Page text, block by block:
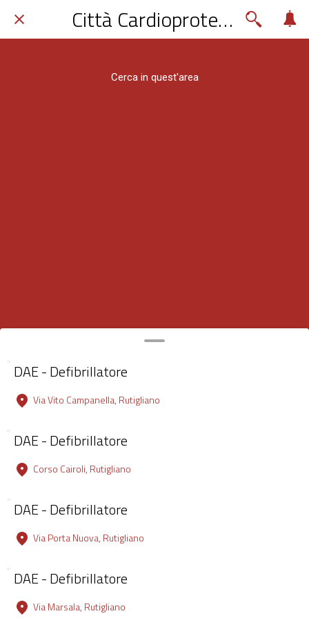
Città Cardioprotetta
DAE - Defibrillatore
Via Vito Campanella, Rutigliano
DAE - Defibrillatore
Corso Cairoli, Rutigliano
DAE - Defibrillatore
Via Porta Nuova, Rutigliano
DAE - Defibrillatore
Via Marsala, Rutigliano
Cerca in quest'area